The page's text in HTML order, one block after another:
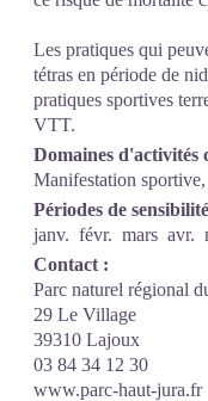
Les pratiques qui
tétras en période de
pratiques sportives
VTT.
Domaines d'activités
Manifestation sportive,
Périodes de
janv. févr. mars avr.
Contact :
Parc naturel régional
29 Le Village
39310 Lajoux
03 84 34 12 30
www.parc-haut-jura.fr